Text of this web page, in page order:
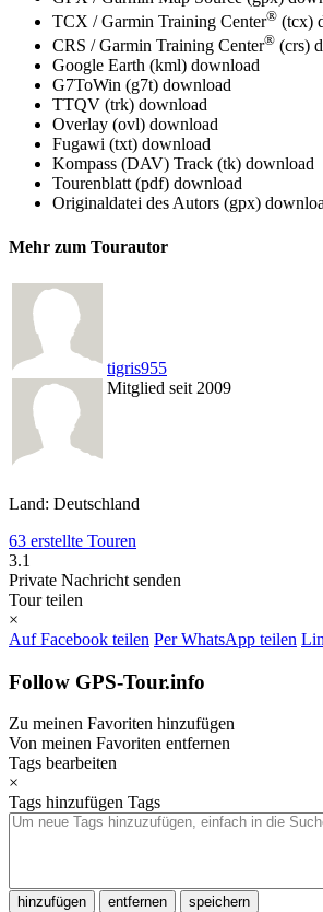
TCX / Garmin Training Center® (tcx)
CRS / Garmin Training Center® (crs)
Google Earth (kml) download
G7ToWin (g7t) download
TTQV (trk) download
Overlay (ovl) download
Fugawi (txt) download
Kompass (DAV) Track (tk) download
Tourenblatt (pdf) download
Originaldatei des Autors (gpx)
Mehr zum Tourautor
tigris955
Mitglied seit 2009
Land: Deutschland
63 erstellte Touren
3.1
Private Nachricht senden
Tour teilen
×
Auf Facebook teilen Per WhatsApp teilen
Follow GPS-Tour.info
Zu meinen Favoriten hinzufügen
Von meinen Favoriten entfernen
Tags bearbeiten
×
Tags hinzufügen Tags
hinzufügen entfernen speichern